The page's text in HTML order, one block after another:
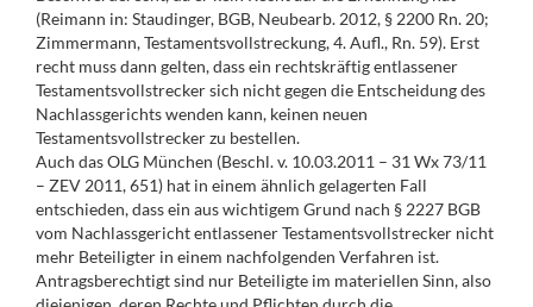
(Reimann in: Staudinger, BGB, Neubearb. 2012, § 2200 Rn. 20;
Zimmermann, Testamentsvollstreckung, 4. Aufl., Rn. 59). Erst
recht muss dann gelten, dass ein rechtskräftig entlassener
Testamentsvollstrecker sich nicht gegen die Entscheidung des
Nachlassgerichts wenden kann, keinen neuen
Testamentsvollstrecker zu bestellen.
Auch das OLG München (Beschl. v. 10.03.2011 – 31 Wx 73/11
– ZEV 2011, 651) hat in einem ähnlich gelagerten Fall
entschieden, dass ein aus wichtigem Grund nach § 2227 BGB
vom Nachlassgericht entlassener Testamentsvollstrecker nicht
mehr Beteiligter in einem nachfolgenden Verfahren ist.
Antragsberechtigt sind nur Beteiligte im materiellen Sinn, also